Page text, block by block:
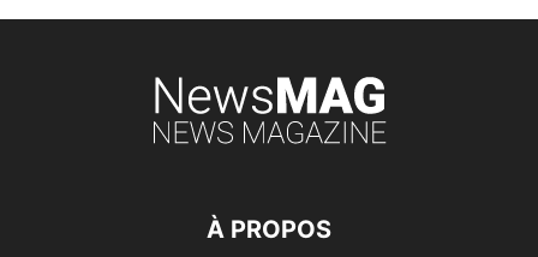
À PROPOS